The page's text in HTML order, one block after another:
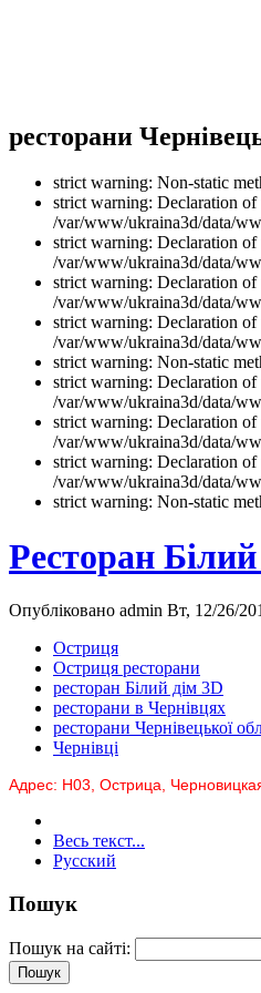
ресторани
strict warning: Non-static
strict warning: Declaration
/var/www/ukraina3d/data/
strict warning: Declaration
/var/www/ukraina3d/data/
strict warning: Declaration
/var/www/ukraina3d/data/
strict warning: Declaration
/var/www/ukraina3d/data/
strict warning: Non-static
strict warning: Declaration
/var/www/ukraina3d/data/
strict warning: Declaration
/var/www/ukraina3d/data/
strict warning: Declaration
/var/www/ukraina3d/data/
strict warning: Non-static
Ресторан
Опубліковано admin Вт, 12/26/
Остриця
Остриця ресторани
ресторан Білий дім 3D
ресторани в Чернівцях
ресторани Чернівецької
Чернівці
Адрес: Н03, Острица,
Весь текст...
Русский
Пошук
Пошук на сайті: